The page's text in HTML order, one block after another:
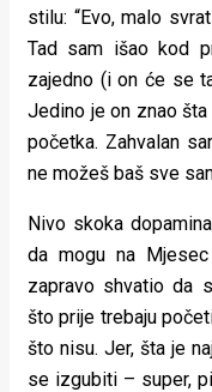
stilu: “Evo, malo
Tad sam išao kod
zajedno (i on će se
Jedino je on znao
početka. Zahvalan
ne možeš baš sve
Nivo skoka
da mogu na
zapravo shvatio da
što prije trebaju
što nisu. Jer, šta je
se izgubiti – super,